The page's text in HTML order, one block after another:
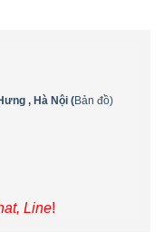
, Hà Nội (Bản đồ)
Line!